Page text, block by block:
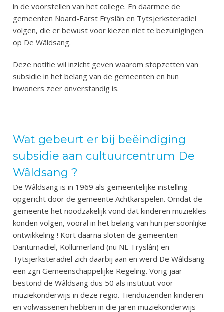
in de voorstellen van het college. En daarmee de
gemeenten Noard-Earst Fryslân en Tytsjerksteradiel
volgen, die er bewust voor kiezenniet te bezuinigingen
op De Wâldsang.
Deze notitie wil inzicht geven waarom stopzetten van
subsidie in het belang van de gemeenten en hun
inwoners zeer onverstandig is.
Wat gebeurt er bij beëindiging
subsidie aan cultuurcentrum De
Wâldsang ?
De Wâldsang is in 1969 als gemeentelijke instelling
opgericht door de gemeente Achtkarspelen. Omdat de
gemeente het noodzakelijk vond dat kinderen muziekles
konden volgen, vooral in het belang van hun persoonlijke
ontwikkeling ! Kort daarna sloten de gemeenten
Dantumadiel, Kollumerland (nu NE-Fryslân) en
Tytsjerksteradiel zich daarbij aan en werd De Wâldsang
een zgn Gemeenschappelijke Regeling. Vorig jaar
bestond de Wâldsang dus 50 als instituut voor
muziekonderwijs in deze regio. Tienduizenden kinderen
en volwassenen hebben in die jaren muziekonderwijs